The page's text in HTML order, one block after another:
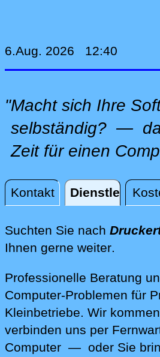
6.Aug. 2026 12:40
"Macht sich Ihre
selbständig? —
Zeit für einen
Kontakt
Suchten Sie nach
Ihnen gerne weiterdirekt
.
Professionelle Beratung
Computer-Problemen für
Kleinbetriebe. Wir
verbinden uns per
Computer — oder Sie